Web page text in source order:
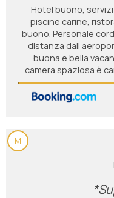
Hotel buono,
piscine carine,
buono. Personale
distanza dall
buona e bella
camera spaziosa è
M